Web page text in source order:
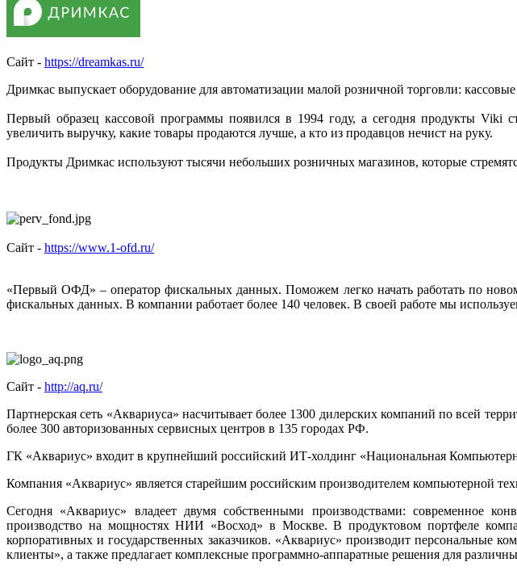
Сайт - https://dreamkas.ru/
Дримкас выпускает оборудование для автоматизации малой розничной торговли:
Первый образец кассовой программы появился в 1994 году, а сегодня продукты
увеличить выручку, какие товары продаются лучше, а кто из продавцов нечист на руку.
Продукты Дримкас используют тысячи небольших розничных магазинов, которые
Сайт - https://www.1-ofd.ru/
«Первый ОФД» – оператор фискальных данных. Поможем легко начать работать по
фискальных данных. В компании работает более 140 человек. В своей работе мы
Сайт - http://aq.ru/
Партнерская сеть «Аквариуса» насчитывает более 1300 дилерских компаний по всей
более 300 авторизованных сервисных центров в 135 городах РФ.
ГК «Аквариус» входит в крупнейший российский ИТ-холдинг «Национальная
Компания «Аквариус» является старейшим российским производителем компьютерной
Сегодня «Аквариус» владеет двумя собственными производствами: современное
производство на мощностях НИИ «Восход» в Москве. В продуктовом портфеле
корпоративных и государственных заказчиков. «Аквариус» производит персональные
клиенты», а также предлагает комплексные программно-аппаратные решения для